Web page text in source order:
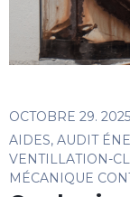
OCTOBRE 29. 2025
AIDES, AUDIT
VENTILLATION-
MÉCANIQUE